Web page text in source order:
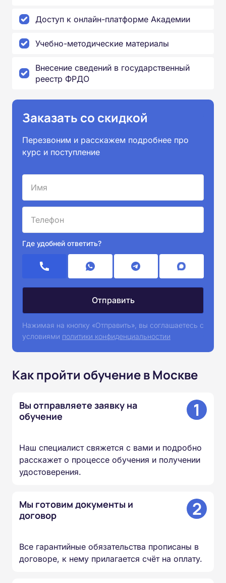
Доступ к онлайн-платформе Академии
Учебно-методические материалы
Внесение сведений в государственный
реестр ФРДО
Заказать со скидкой
Перезвоним и расскажем подробнее про
курс и поступление
Где удобней ответить?
Нажимая на кнопку «Отправить», вы соглашаетесь с
условиями политики конфиденциальностии
Как пройти обучение в Москве
Вы отправляете заявку на
обучение
1
Наш специалист свяжется с вами и подробно
расскажет о процессе обучения и получении
удостоверения.
Мы готовим документы и
договор
2
Все гарантийные обязательства прописаны в
договоре, к нему прилагается счёт на оплату.